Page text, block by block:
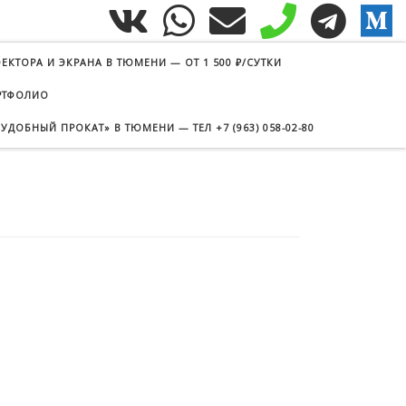
И ЭКРАНА В ТЮМЕНИ — ОТ 1 500 ₽/СУТКИ
ПРОКАТ» В ТЮМЕНИ — ТЕЛ +7 (963) 058-02-80